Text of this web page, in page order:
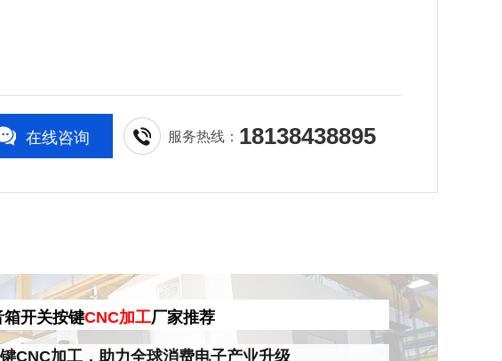
在线咨询 服务热线： 18138438895
箱开关按键CNC加工厂家推荐
CNC加工，助力全球消费电子产业升级